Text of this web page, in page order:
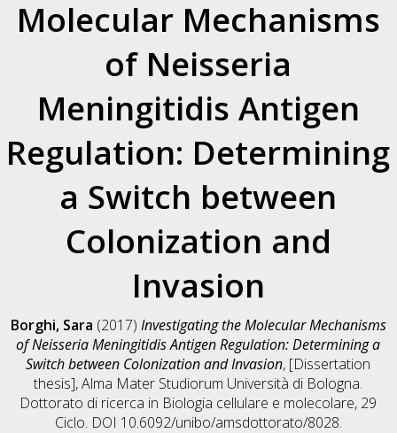
Molecular Mechanisms
of Neisseria
Meningitidis Antigen
Regulation: Determining
a Switch between
Colonization and
Invasion
Borghi, Sara (2017) Investigating the Molecular Mechanisms
of Neisseria Meningitidis Antigen Regulation: Determining a
Switch between Colonization and Invasion, [Dissertation
thesis], Alma Mater Studiorum Università di Bologna.
Dottorato di ricerca in Biologia cellulare e molecolare, 29
Ciclo. DOI 10.6092/unibo/amsdottorato/8028.